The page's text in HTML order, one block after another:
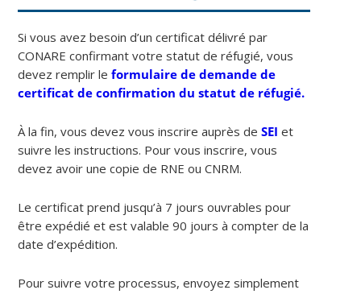
Si vous avez besoin d’un certificat délivré par
CONARE confirmant votre statut de réfugié, vous
devez remplir leformulaire de demande de
certificat de confirmation du statut de réfugié.
À la fin, vous devez vous inscrire auprès deSEI et
suivre les instructions. Pour vous inscrire, vous
devez avoir une copie de RNE ou CNRM.
Le certificat prend jusqu’à 7 jours ouvrables pour
être expédié et est valable 90 jours à compter de la
date d’expédition.
Pour suivre votre processus, envoyez simplement